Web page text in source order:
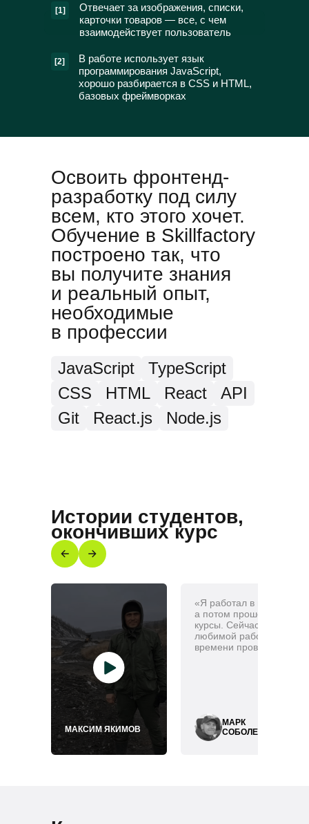
[1]
Отвечает за изображения, списки,
карточки товаров — все, с чем
взаимодействует пользователь
[2]
В работе использует язык
программирования JavaScript,
хорошо разбирается в CSS и HTML,
базовых фреймворках
Освоить фронтенд-
разработку под силу
всем, кто этого хочет.
Обучение в Skillfactory
построено так, что
вы получите знания
и реальный опыт,
необходимые
в профессии
JavaScript
TypeScript
CSS
HTML React
API
Git
React.js Node.js
Истории студентов,
окончивших курс
МАКСИМ ЯКИМОВ
«Я работал в полиции,
а потом прошел frontend
курсы. Сейчас
любимой работой и
времени провожу с
МАРК
СОБОЛЕВ